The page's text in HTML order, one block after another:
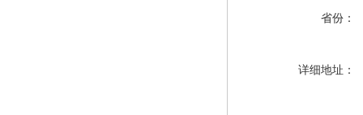
省份：
详细地址：